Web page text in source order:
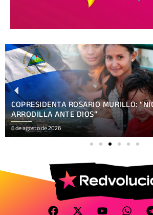
COPRESIDENTA ROSARIO MURILLO:
ARRODILLA ANTE DIOS”
6 de agosto de 2026